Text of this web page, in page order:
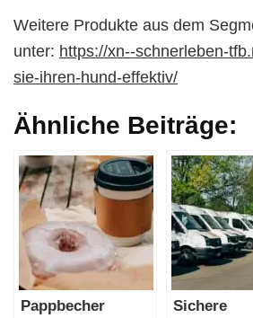
Weitere Produkte aus dem
unter: https://xn--schnerleben-
sie-ihren-hund-effektiv/
Ähnliche Beiträge:
Pappbecher
Sichere